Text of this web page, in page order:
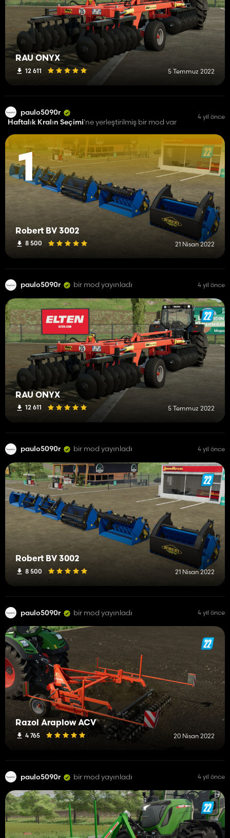
RAU ONYX
12 611 5 Temmuz 2022
paulo5090r
Haftalık Kralın Seçimi'ne yerleştirilmiş bir mod var
4 yıl önce
1
Robert BV 3002
8 500 21 Nisan 2022
paulo5090r bir mod yayınladı 4 yıl önce
RAU ONYX
12 611 5 Temmuz 2022
paulo5090r bir mod yayınladı 4 yıl önce
Robert BV 3002
8 500 21 Nisan 2022
paulo5090r bir mod yayınladı 4 yıl önce
Razol Araplow ACV
4 765 20 Nisan 2022
paulo5090r bir mod yayınladı 4 yıl önce